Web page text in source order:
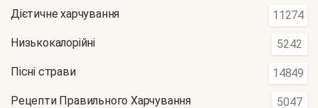
Дієтичне харчування 11274
Низькокалорійні 5242
Пісні страви 14849
Рецепти Правильного Харчування 5047